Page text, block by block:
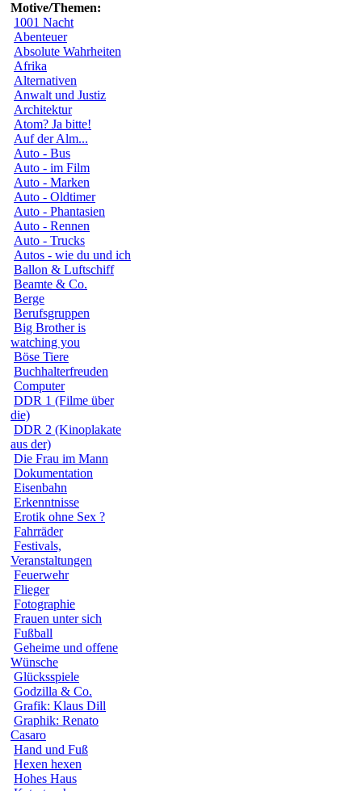
Motive/Themen:
1001 Nacht
Abenteuer
Absolute Wahrheiten
Afrika
Alternativen
Anwalt und Justiz
Architektur
Atom? Ja bitte!
Auf der Alm...
Auto - Bus
Auto - im Film
Auto - Marken
Auto - Oldtimer
Auto - Phantasien
Auto - Rennen
Auto - Trucks
Autos - wie du und ich
Ballon & Luftschiff
Beamte & Co.
Berge
Berufsgruppen
Big Brother is
watching you
Böse Tiere
Buchhalterfreuden
Computer
DDR 1 (Filme über
die)
DDR 2 (Kinoplakate
aus der)
Die Frau im Mann
Dokumentation
Eisenbahn
Erkenntnisse
Erotik ohne Sex ?
Fahrräder
Festivals,
Veranstaltungen
Feuerwehr
Flieger
Fotographie
Frauen unter sich
Fußball
Geheime und offene
Wünsche
Glücksspiele
Godzilla & Co.
Grafik: Klaus Dill
Graphik: Renato
Casaro
Hand und Fuß
Hexen hexen
Hohes Haus